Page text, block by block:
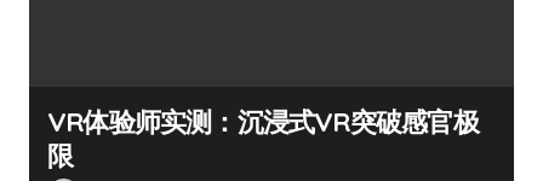
VR体验师实测：沉浸式VR突破感官极
限